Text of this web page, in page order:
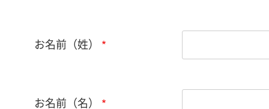
お名前（姓）
お名前（名）